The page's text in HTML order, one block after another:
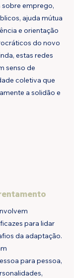
emprego,
ajuda mútua
e orientação
do novo
estas redes
senso de
coletiva que
a solidão e
para lidar
da adaptação.
para pessoa,